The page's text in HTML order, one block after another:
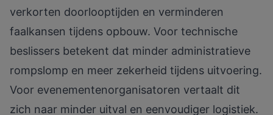
verkorten doorlooptijden en verminderen
faalkansen tijdens opbouw. Voor technische
beslissers betekent dat minder administratieve
rompslomp en meer zekerheid tijdens uitvoering.
Voor evenementenorganisatoren vertaalt dit
zich naar minder uitval en eenvoudiger logistiek.